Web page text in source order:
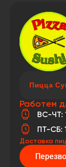
Пицца Су
Пицца Су
Пицца Су
Работем
ВС-ЧТ:
ПТ-СБ:
Доставка